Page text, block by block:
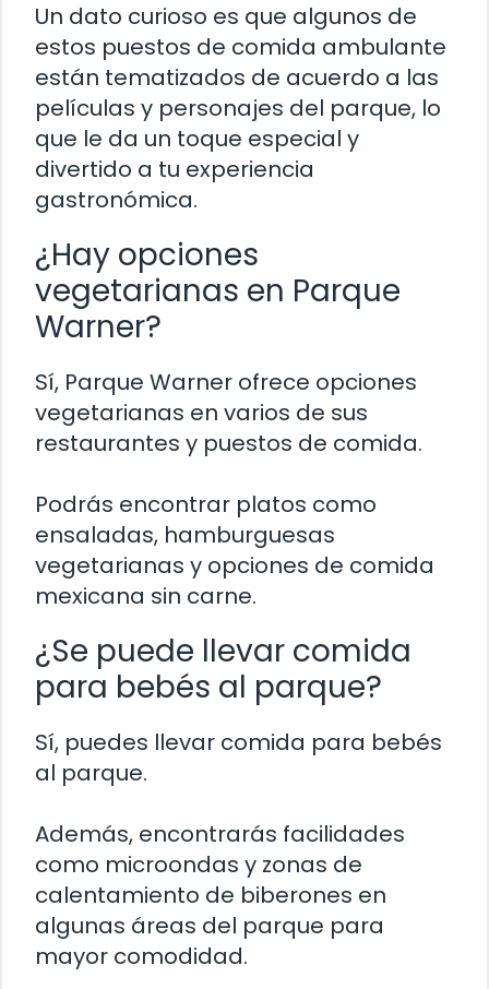
Un dato curioso es que algunos de
estos puestos de comida ambulante
están tematizados de acuerdo a las
películas y personajes del parque, lo
que le da un toque especial y
divertido a tu experiencia
gastronómica.
¿Hay opciones
vegetarianas en Parque
Warner?
Sí, Parque Warner ofrece opciones
vegetarianas en varios de sus
restaurantes y puestos de comida.
Podrás encontrar platos como
ensaladas, hamburguesas
vegetarianas y opciones de comida
mexicana sin carne.
¿Se puede llevar comida
para bebés al parque?
Sí, puedes llevar comida para bebés
al parque.
Además, encontrarás facilidades
como microondas y zonas de
calentamiento de biberones en
algunas áreas del parque para
mayor comodidad.